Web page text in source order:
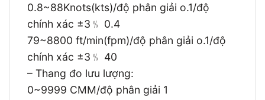
0.8~88Knots(kts)/độ phân giải o.1/độ
chính xác ±3﹪ 0.4
79~8800 ft/min(fpm)/độ phân giải o.1/độ
chính xác ±3﹪ 40
– Thang đo lưu lượng:
0~9999 CMM/độ phân giải 1